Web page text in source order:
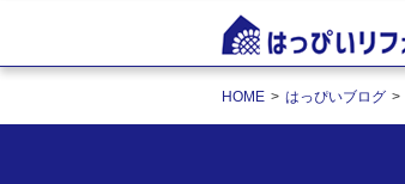
HOME はっぴいブログ